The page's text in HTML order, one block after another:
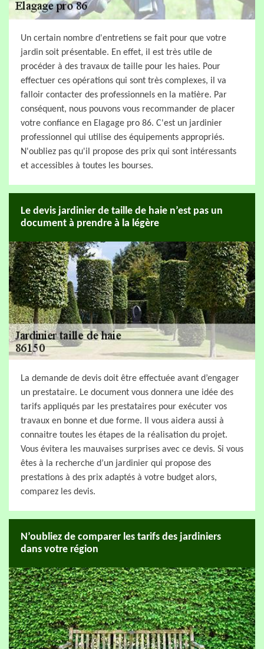
Un certain nombre d'entretiens se fait pour que votre
jardin soit présentable. En effet, il est très utile de
procéder à des travaux de taille pour les haies. Pour
effectuer ces opérations qui sont très complexes, il va
falloir contacter des professionnels en la matière. Par
conséquent, nous pouvons vous recommander de placer
votre confiance en Elagage pro 86. C'est un jardinier
professionnel qui utilise des équipements appropriés.
N'oubliez pas qu'il propose des prix qui sont intéressants
et accessibles à toutes les bourses.
Le devis jardinier de taille de haie n’est pas un
document à prendre à la légère
La demande de devis doit être effectuée avant d’engager
un prestataire. Le document vous donnera une idée des
tarifs appliqués par les prestataires pour exécuter vos
travaux en bonne et due forme. Il vous aidera aussi à
connaitre toutes les étapes de la réalisation du projet.
Vous évitera les mauvaises surprises avec ce devis. Si vous
êtes à la recherche d’un jardinier qui propose des
prestations à des prix adaptés à votre budget alors,
comparez les devis.
N’oubliez de comparer les tarifs des jardiniers
dans votre région